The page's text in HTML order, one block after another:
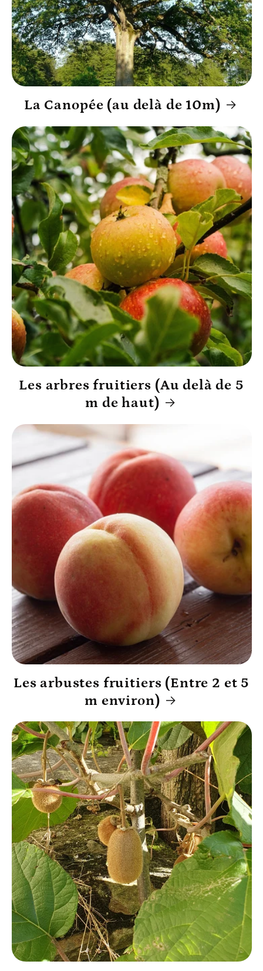
La Canopée (au delà de 10m)
Les arbres fruitiers (Au delà de 5
m de haut)
Les arbustes fruitiers (Entre 2 et 5
m environ)